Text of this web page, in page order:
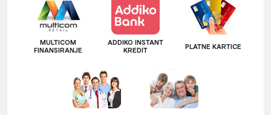
MULTICOM
FINANSIRANJE
ADDIKO INSTANT
KREDIT
PLATNE KARTICE